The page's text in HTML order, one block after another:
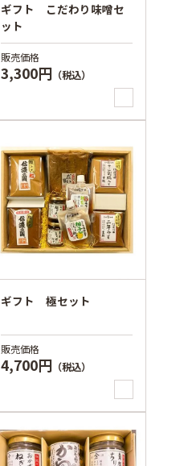
ギフト こだわり味噌セ
ット
販売価格
3,300円 （税込）
ギフト 極セット
販売価格
4,700円 （税込）